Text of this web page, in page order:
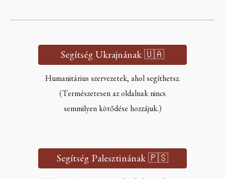
Segítség Ukrajnának 🇺🇦
Humanitárius szervezetek, ahol segíthetsz.
(Természetesen az oldalnak nincs
semmilyen kötődése hozzájuk.)
Segítség Palesztinának 🇵🇸